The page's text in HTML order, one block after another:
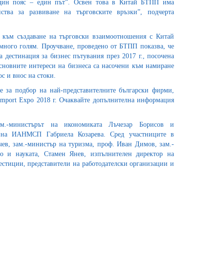
пояс – един път”. Освен това в Китай БТПП има
за развиване на търговските връзки”, подчерта
създаване на търговски взаимоотношения с Китай
голям. Проучване, проведено от БТПП показва, че
дестинация за бизнес пътувания през 2017 г., посочена
интереси на бизнеса са насочени към намиране
и внос на стоки.
подбор на най-представителните български фирми,
Expo 2018 г. Очаквайте допълнителна информация
министърът на икономиката Лъчезар Борисов и
на ИАНМСП Габриела Козарева. Сред участниците в
зам.-министър на туризма, проф. Иван Димов, зам.-
и науката, Стамен Янев, изпълнителен директор на
представители на работодателски организации и